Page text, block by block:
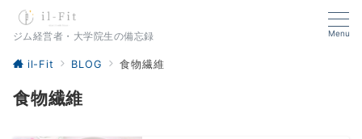
Menu
ジム経営者・大学院生の備忘録
il-Fit BLOG 食物繊維
食物繊維